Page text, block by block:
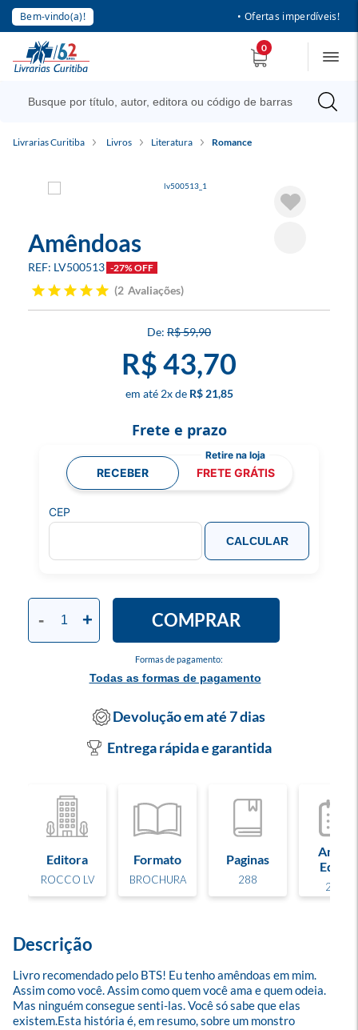
Bem-vindo(a)! • Ofertas imperdíveis!
0
Livrarias Curitiba Livros Literatura Romance
Amêndoas
LV500513 -27% OFF
2 Avaliações
R$ 59,90
R$ 43,70
2x R$ 21,85
Formas de pagamento:
Todas as formas de pagamento
- + COMPRAR
Frete e prazo
RECEBER FRETE GRÁTIS
CEP
CALCULAR
Devolução em até 7 dias
Entrega rápida e garantida
Editora
ROCCO LV
Formato
BROCHURA
Paginas
288
Ano de
Edição
2023
Descrição
Livro recomendado pelo BTS! Eu tenho amêndoas em mim.
Assim como você. Assim como quem você ama e quem odeia.
Mas ninguém consegue senti-las. Você só sabe que elas
existem.Esta história é, em resumo, sobre um monstro